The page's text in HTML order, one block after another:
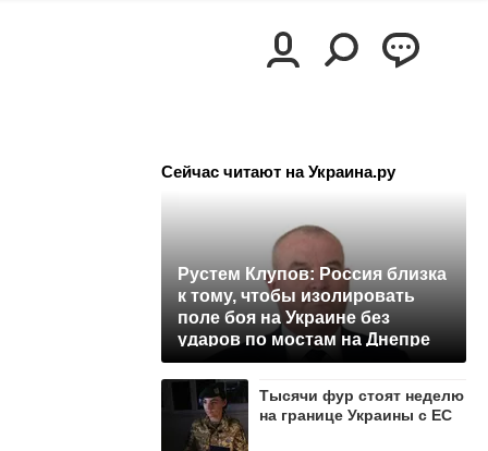
Сейчас читают на Украина.ру
Рустем Клупов: Россия близка
к тому, чтобы изолировать
поле боя на Украине без
ударов по мостам на Днепре
Тысячи фур стоят неделю
на границе Украины с ЕС